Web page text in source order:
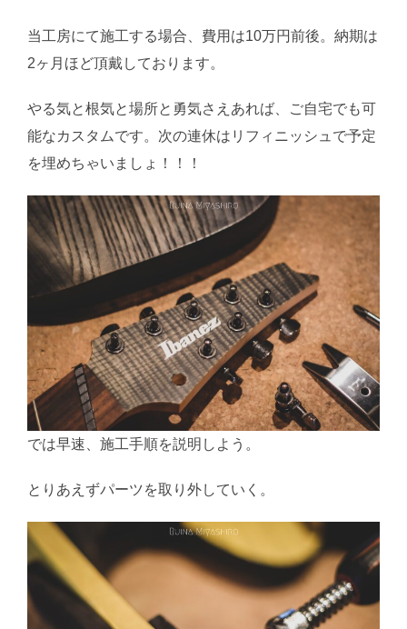
当工房にて施工する場合、費用は10万円前後。納期は
2ヶ月ほど頂戴しております。
やる気と根気と場所と勇気さえあれば、ご自宅でも可
能なカスタムです。次の連休はリフィニッシュで予定
を埋めちゃいましょ！！！
では早速、施工手順を説明しよう。
とりあえずパーツを取り外していく。